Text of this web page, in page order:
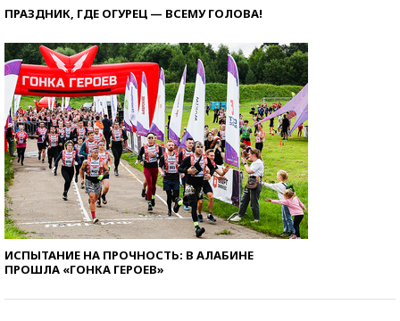
ПРАЗДНИК, ГДЕ ОГУРЕЦ — ВСЕМУ ГОЛОВА!
ИСПЫТАНИЕ НА ПРОЧНОСТЬ: В АЛАБИНЕ
ПРОШЛА «ГОНКА ГЕРОЕВ»